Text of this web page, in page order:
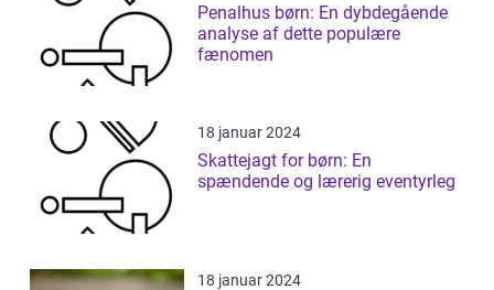
Penalhus børn: En dybdegående
analyse af dette populære
fænomen
18 januar 2024
Skattejagt for børn: En
spændende og lærerig eventyrleg
18 januar 2024